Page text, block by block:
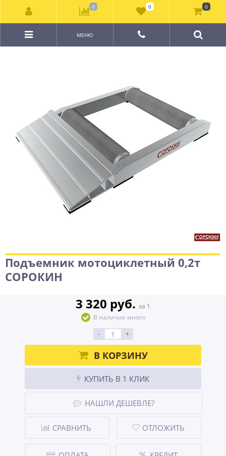
МЕНЮ
Подъемник мотоциклетный 0,2т
СОРОКИН
3 320 руб. за 1
В наличии много
-
+
В КОРЗИНУ
КУПИТЬ В 1 КЛИК
НАШЛИ ДЕШЕВЛЕ?
СРАВНИТЬ ОТЛОЖИТЬ
0 0 0